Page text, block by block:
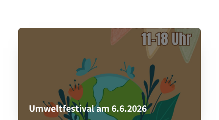
Umweltfestival am 6.6.2026